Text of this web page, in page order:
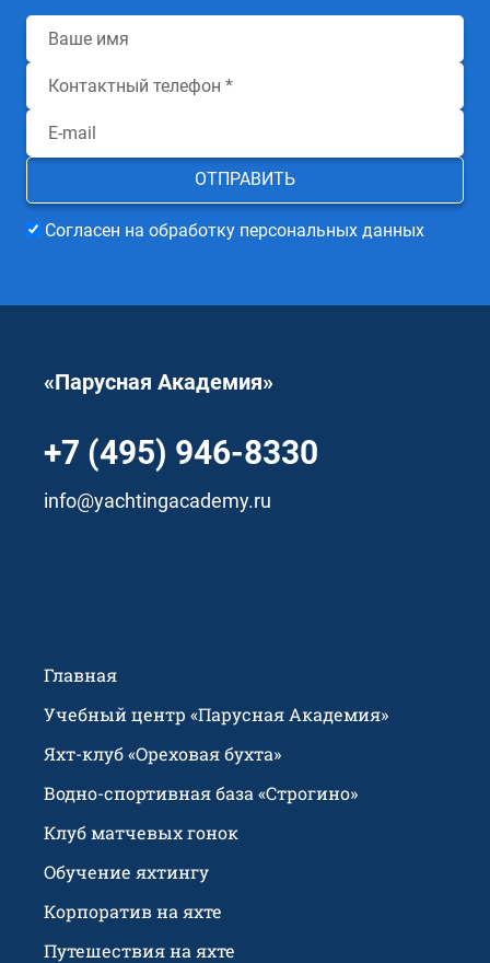
Согласен на обработку персональных данных
«Парусная Академия»
+7 (495) 946-8330
info@yachtingacademy.ru
Главная
Учебный центр «Парусная Академия»
Яхт-клуб «Ореховая бухта»
Водно-спортивная база «Строгино»
Клуб матчевых гонок
Обучение яхтингу
Корпоратив на яхте
Путешествия на яхте